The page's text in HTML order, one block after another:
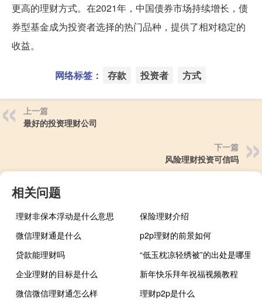
更高的理财方式。在2021年，中国债券市场持续增长，债
券型基金成为投资者选择的热门品种，提供了相对稳定的
收益。
网络标签： 存款 投资者 方式
上一篇
最好的投资理财公司
下一篇
风险理财投资可信吗
相关问题
理财非保本浮动是什么意思
保险理财介绍
微信理财通是什么
p2p理财的前景如何
贷款能理财吗
“低玉枕凉轻绣被”的出处是哪里
企业理财的目标是什么
新年快乐拜年祝福视频教程
微信微信理财通怎么样
理财p2p是什么